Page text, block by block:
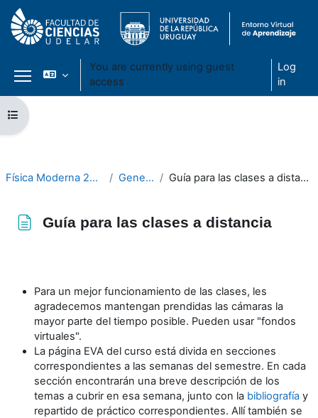
Skip to main content
Side panel
You are currently using guest
access
Log
in
Open course index
Física Moderna 2024 General Guía para las clases a distancia
Guía para las clases a distancia
Para un mejor funcionamiento de las clases, les
agradecemos mantengan prendidas las cámaras la
mayor parte del tiempo posible. Pueden usar "fondos
virtuales".
La página EVA del curso está divida en secciones
correspondientes a las semanas del semestre. En cada
sección encontrarán una breve descripción de los
temas a cubrir en esa semana, junto con la bibliografía y
repartido de práctico correspondientes. Allí también se